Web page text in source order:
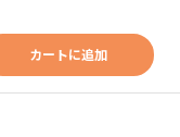
カートに追加